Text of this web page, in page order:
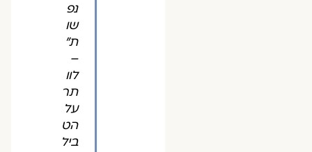
נפ
שו
ת"
–
לוו
תר
על
הט
ביל